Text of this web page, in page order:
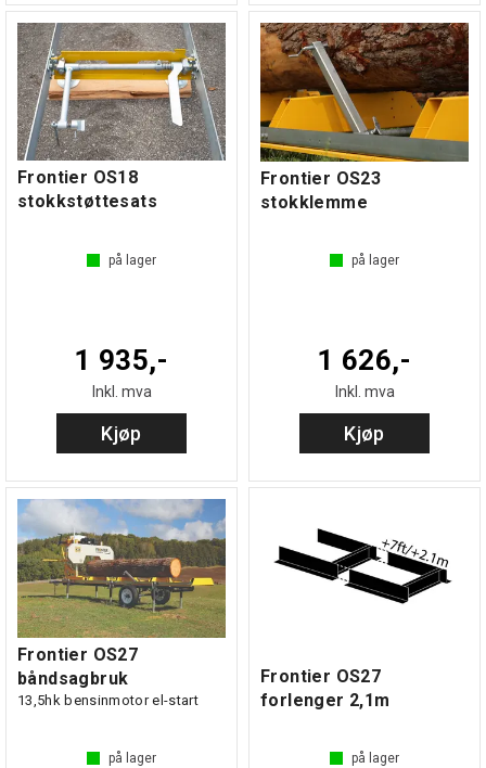
Frontier OS18
stokkstøttesats
på lager
1 935,-
Inkl. mva
Kjøp
Frontier OS23
stokklemme
på lager
1 626,-
Inkl. mva
Kjøp
Frontier OS27
båndsagbruk
13,5hk bensinmotor el-start
på lager
Frontier OS27
forlenger 2,1m
på lager